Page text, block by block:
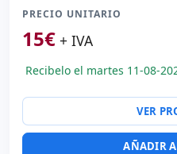
PRECIO UNITARIO
15€ + IVA
Recibelo el martes 11-08-
VER
AÑADIR